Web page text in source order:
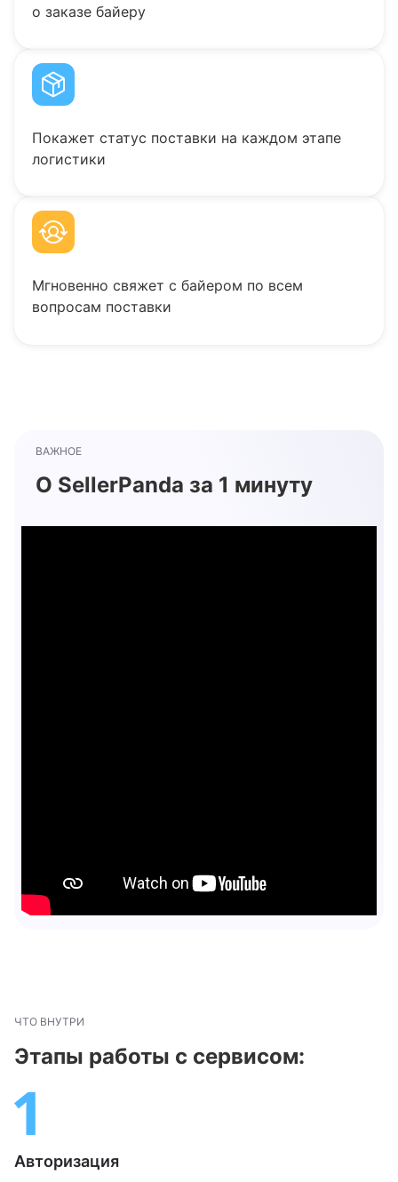
о заказе байеру
Покажет статус поставки на каждом этапе
логистики
Мгновенно свяжет с байером по всем
вопросам поставки
ВАЖНОЕ
О SellerPanda за 1 минуту
ЧТО ВНУТРИ
Этапы работы с сервисом:
Авторизация